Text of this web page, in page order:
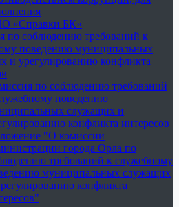
«Справки БК»
по соблюдению требований к
поведению муниципальных
и урегулированию конфликта
по соблюдению требований
поведению
служащих и
конфликта интересов
"О комиссии
города Орла по
требований к служебному
муниципальных служащих
конфликта